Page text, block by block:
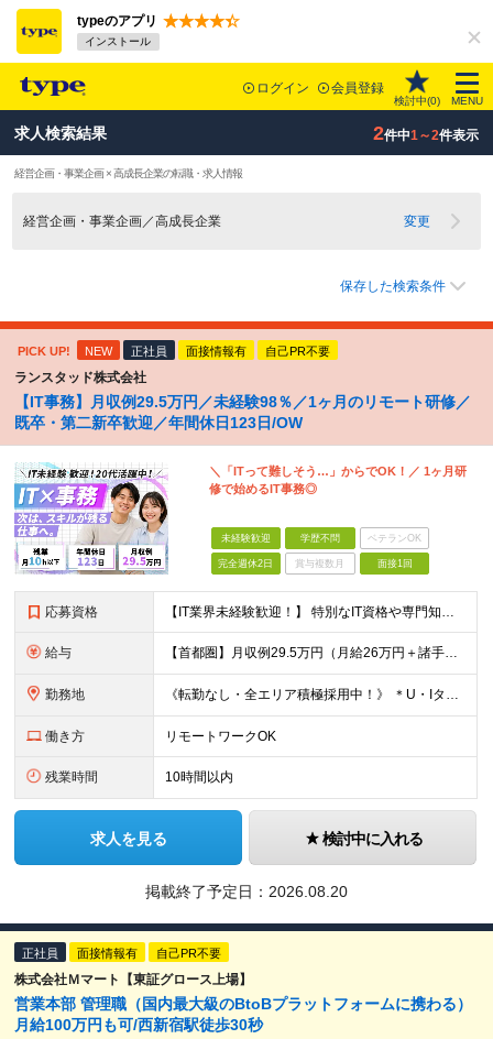
typeのアプリ
インストール
ログイン 会員登録
検討中(0) MENU
求人検索結果 2件中1～2件表示
経営企画・事業企画 × 高成長企業の転職・求人情報
経営企画・事業企画／高成長企業 変更
保存した検索条件
PICK UP! NEW 正社員 面接情報有 自己PR不要
ランスタッド株式会社
【IT事務】月収例29.5万円／未経験98％／1ヶ月のリモート研修／
既卒・第二新卒歓迎／年間休日123日/OW
＼「ITって難しそう…」からでOK！／ 1ヶ月研
修で始めるIT事務◎
未経験歓迎 学歴不問 ベテランOK
完全週休2日 賞与複数月 面接1回
応募資格 【IT業界未経験歓迎！】 特別なIT資格や専門知識は必要ありません。 ・学歴不問（文系・理系不問） ・第二新卒、既卒の方も歓迎 ・20代を中心に幅広い年代が活躍中 ・基本的なPC操作ができる方 ・タ
給与 【首都圏】月収例29.5万円（月給26万円＋諸手当） 【東海・関西】月収例28.5万円（月給25万円＋諸手当） 【九州】月収例26万円（月給23万円＋諸手当） ※経験・スキル・前職給与を踏まえ、総合
勤務地 《転勤なし・全エリア積極採用中！》 ＊U・Iターンも歓迎 ＊研修はオンライン実施 ★勤務エリアは下記よりお選びいただけます★ 【首都圏】東京・神奈川・千葉・埼玉 【東海】愛知 【関西】大阪、京都、兵庫
働き方 リモートワークOK
残業時間 10時間以内
求人を見る 検討中に入れる
掲載終了予定日： 2026.08.20
正社員 面接情報有 自己PR不要
株式会社Ｍマート【東証グロース上場】
営業本部 管理職（国内最大級のBtoBプラットフォームに携わる）
月給100万円も可/西新宿駅徒歩30秒